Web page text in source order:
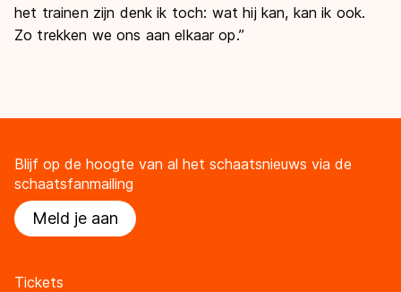
het trainen zijn denk ik toch: wat hij kan, kan ik ook.
Zo trekken we ons aan elkaar op.”
Blijf op de hoogte van al het schaatsnieuws via de
schaatsfanmailing
Meld je aan
Tickets